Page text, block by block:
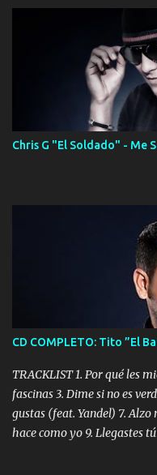
Chris G "El Soldado" - Me
CD COMPLETO: Tito ”El
TRACKLIST 1. Por qué les
fascinas 3. Dime si no es
gustas (feat. Yandel) 7.
hace como yo 9. Llegastes